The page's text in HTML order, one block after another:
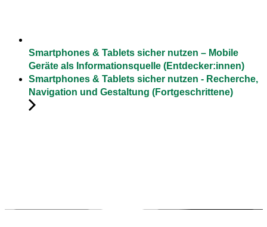
Smartphones & Tablets sicher nutzen – Mobile
Geräte als Informationsquelle (Entdecker:innen)
Smartphones & Tablets sicher nutzen - Recherche,
Navigation und Gestaltung (Fortgeschrittene)